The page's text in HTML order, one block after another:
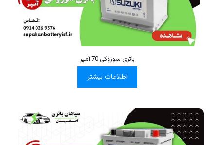
باتری سوزوکی 70 آمپر
اطلاعات بیشتر